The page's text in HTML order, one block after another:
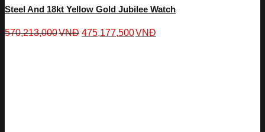
Steel And 18kt Yellow Gold Jubilee Watch
570,213,000VNĐ 475,177,500VNĐ